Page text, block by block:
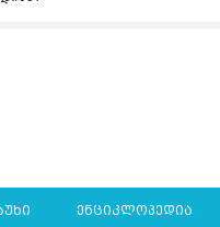
ენციკლოპედია